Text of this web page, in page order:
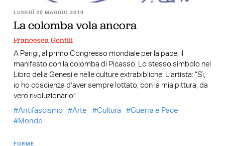
LUNEDÌ 20 MAGGIO 2019
La colomba vola ancora
Francesca Gentili
A Parigi, al primo Congresso mondiale per la pace, il
manifesto con la colomba di Picasso. Lo stesso simbolo nel
Libro della Genesi e nelle culture extrabibliche. L’artista: “Sì,
io ho coscienza d’aver sempre lottato, con la mia pittura, da
vero rivoluzionario”
Antifascismo
Arte Cultura
Guerra e Pace
Mondo
FORME